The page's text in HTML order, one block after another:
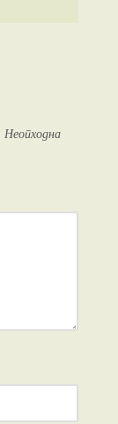
Неопходна